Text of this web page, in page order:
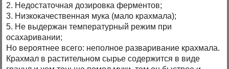
2. Недостаточная дозировка ферментов;
3. Низкокачественная мука (мало крахмала);
5. Не выдержан температурный режим при
осахаривании;
Но вероятнее всего: неполное разваривание крахмала.
Крахмал в растительном сырье содержится в виде